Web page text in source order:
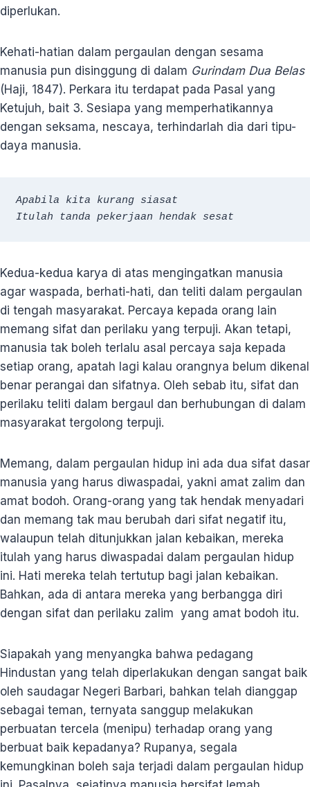
diperlukan.
Kehati-hatian dalam pergaulan dengan sesama
manusia pun disinggung di dalam Gurindam Dua Belas
(Haji, 1847). Perkara itu terdapat pada Pasal yang
Ketujuh, bait 3. Sesiapa yang memperhatikannya
dengan seksama, nescaya, terhindarlah dia dari tipu-
daya manusia.
Apabila kita kurang siasat
Itulah tanda pekerjaan hendak sesat
Kedua-kedua karya di atas mengingatkan manusia
agar waspada, berhati-hati, dan teliti dalam pergaulan
di tengah masyarakat. Percaya kepada orang lain
memang sifat dan perilaku yang terpuji. Akan tetapi,
manusia tak boleh terlalu asal percaya saja kepada
setiap orang, apatah lagi kalau orangnya belum dikenal
benar perangai dan sifatnya. Oleh sebab itu, sifat dan
perilaku teliti dalam bergaul dan berhubungan di dalam
masyarakat tergolong terpuji.
Memang, dalam pergaulan hidup ini ada dua sifat dasar
manusia yang harus diwaspadai, yakni amat zalim dan
amat bodoh. Orang-orang yang tak hendak menyadari
dan memang tak mau berubah dari sifat negatif itu,
walaupun telah ditunjukkan jalan kebaikan, mereka
itulah yang harus diwaspadai dalam pergaulan hidup
ini. Hati mereka telah tertutup bagi jalan kebaikan.
Bahkan, ada di antara mereka yang berbangga diri
dengan sifat dan perilaku zalim yang amat bodoh itu.
Siapakah yang menyangka bahwa pedagang
Hindustan yang telah diperlakukan dengan sangat baik
oleh saudagar Negeri Barbari, bahkan telah dianggap
sebagai teman, ternyata sanggup melakukan
perbuatan tercela (menipu) terhadap orang yang
berbuat baik kepadanya? Rupanya, segala
kemungkinan boleh saja terjadi dalam pergaulan hidup